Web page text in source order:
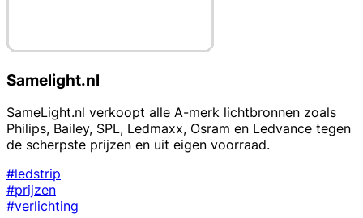
Samelight.nl
SameLight.nl verkoopt alle A-merk lichtbronnen zoals
Philips, Bailey, SPL, Ledmaxx, Osram en Ledvance tegen
de scherpste prijzen en uit eigen voorraad.
#ledstrip
#prijzen
#verlichting